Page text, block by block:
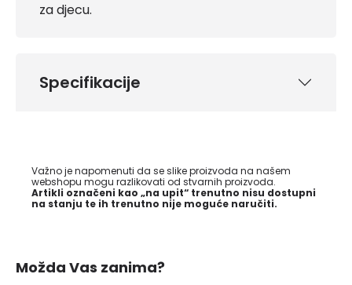
za djecu.
Specifikacije
Važno je napomenuti da se slike proizvoda na našem
webshopu mogu razlikovati od stvarnih proizvoda.
Artikli označeni kao „na upit“ trenutno nisu dostupni
na stanju te ih trenutno nije moguće naručiti.
Možda Vas zanima?